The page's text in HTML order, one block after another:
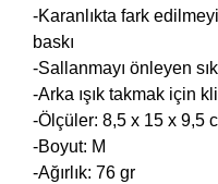
-Karanlıkta fark
baskı
-Sallanmayı önleyen
-Arka ışık takmak için
-Ölçüler: 8,5 x 15 x 9,5
-Boyut: M
-Ağırlık: 76 gr